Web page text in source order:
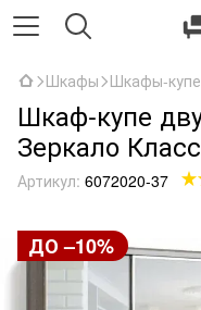
Шкафы Шкафы-
Шкаф-купе
Зеркало
Артикул: 6072020-37
ДО –10%